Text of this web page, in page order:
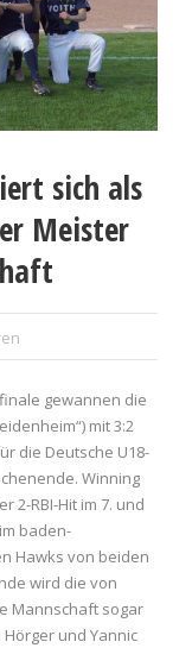
sich als
Meister
gewannen die
mit 3:2
die Deutsche U18-
Winning
2-RBI-Hit im 7. und
baden-
Hawks von beiden
wird die von
Mannschaft sogar
und Yannic